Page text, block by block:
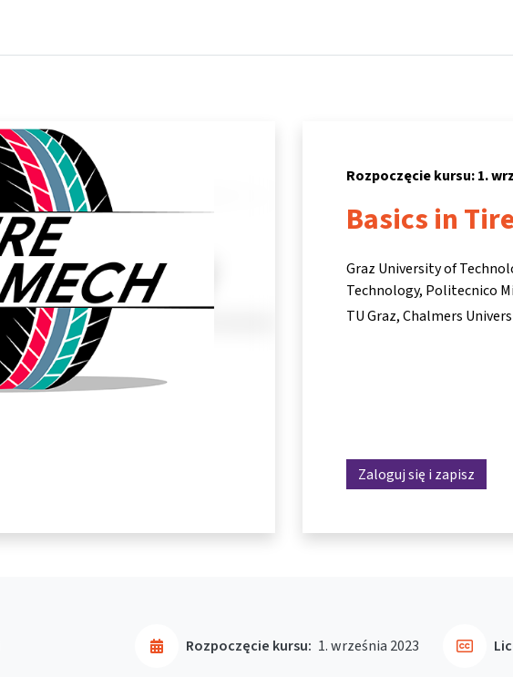
Rozpoczęcie kursu: 1.
Basics in
Graz University of
Technology, Politecnico
TU Graz, Chalmers
Zaloguj się i zapisz
Rozpoczęcie kursu: 1. września 2023